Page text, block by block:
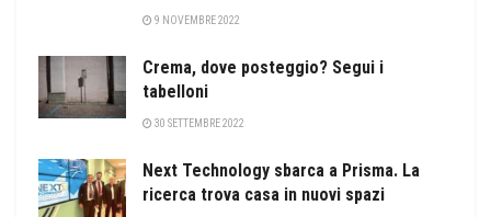
9 NOVEMBRE 2022
Crema, dove posteggio? Segui i
tabelloni
30 SETTEMBRE 2022
Next Technology sbarca a Prisma. La
ricerca trova casa in nuovi spazi